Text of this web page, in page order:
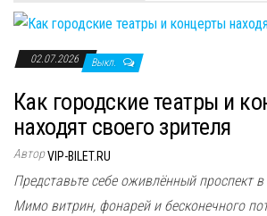
02.07.2026 Выкл.
Как городские театры и
находят своего зрителя
АвторVIP-BILET.RU
Представьте себе оживлённый проспект
Мимо витрин, фонарей и бесконечного